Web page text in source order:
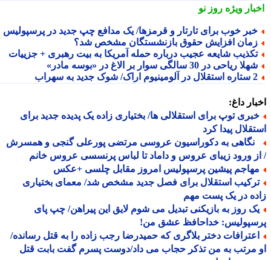
ویژهروز نو
خوب برای تارتار و قرمزها/ یک مدافع چپ جدید در پرسپولیس
افزایش حقوق بازنشستگان مشخص شد؟
شایعه عجیب درباره حمله آمریکا به بیت رهبری + جزییات
ریاحی در 30 سالگی سوار بر الاغ در «بوسه مادر»
داغ:
توپ برای استقلالی ها/ بختیاری زاده یک پدیده جدید برای
پیدا کرد
به دکوراسیون عروسی مرتضی پورعلی گنجی و همسرش
ورود زیبای عروس و داماد تا لباس پرنسسی عروس خانم
پیشین پرسپولیس امروز مقابل چلسی +عکس
استقلال برای فصل جدید مشخص شد/ معمای بختیاری
در یک پست مهم
روز به بازیکنی تبدیل می شوم لایق این پیراهن/ چپ پای
خداحافظ عشق من!
دختر بلاگری که حمیدرضا رجب زاده را به قتل رسانده/
مرتب به من تذکر حجاب می داد/دوست پسرم گفت بابت قتل